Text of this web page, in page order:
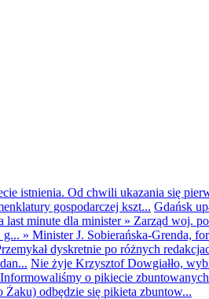
istnienia. Od chwili ukazania się
gospodarczej kszt... Gdańsk
minute dla minister» Zarząd woj.
g... » Minister J. Sobierańska-Grenda,
dyskretnie po różnych
Nie żyje Krzysztof Dowgiałło,
Informowaliśmy o pikiecie
odbędzie się pikieta zbuntow...